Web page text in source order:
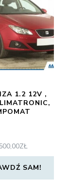
1.2 12V ,
ZŁ
SAM!